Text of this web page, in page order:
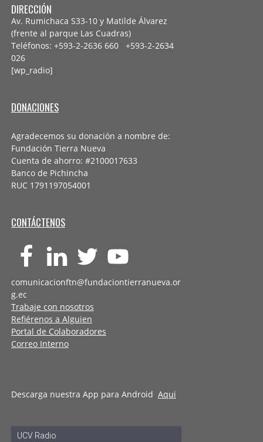
DIRECCIÓN
Av. Rumichaca S33-10 y Matilde Álvarez
(frente al parque Las Cuadras)
Teléfonos: +593-2-2636 660 +593-2-2634
026
[wp_radio]
DONACIONES
Agradecemos su donación a nombre de:
Fundación Tierra Nueva
Cuenta de ahorro: #2100017633
Banco de Pichincha
RUC 1791197054001
CONTÁCTENOS
comunicacionftn@fundaciontierranueva.or
g.ec
Trabaje con nosotros
Refiérenos a Alguien
Portal de Colaboradores
Correo Interno
Descarga nuestra App para Android Aqui